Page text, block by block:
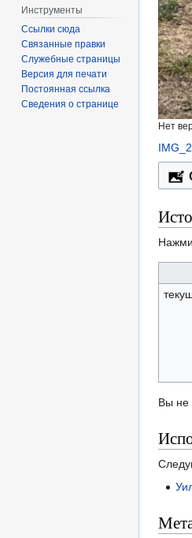
Нет
Вы не
Инструменты
Ссылки сюда
Связанные правки
Служебные страницы
Версия для печати
Постоянная ссылка
Сведения о странице